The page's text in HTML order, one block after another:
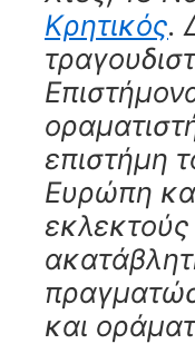
Κρητικός.
επιστήμη
Ευρώπη
και